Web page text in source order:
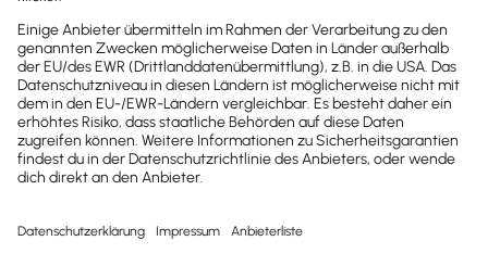
wichtige News zu
Gesetzesänderungen,
hilfreiche Praxis-Tipps und
kostenlose Tools für
Unternehmen erhalten?
Dann abonniere unseren